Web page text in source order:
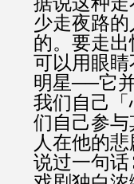
少走夜路
的。要走
可以用眼
明星──它
我们自己
们自己参
人在他的
说过一句